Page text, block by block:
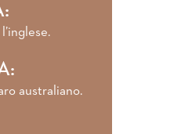
australiano.